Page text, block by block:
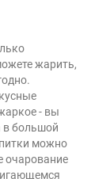
жарить,
- вы
в большой
можно
очарование